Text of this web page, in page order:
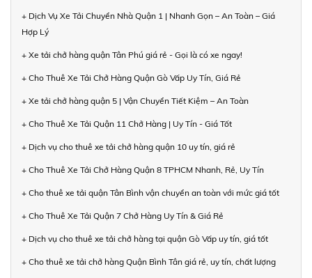
+ Dịch Vụ Xe Tải Chuyển Nhà Quận 1 | Nhanh Gọn – An Toàn – Giá
Hợp Lý
+ Xe tải chở hàng quận Tân Phú giá rẻ - Gọi là có xe ngay!
+ Cho Thuê Xe Tải Chở Hàng Quận Gò Vấp Uy Tín, Giá Rẻ
+ Xe tải chở hàng quận 5 | Vận Chuyển Tiết Kiệm – An Toàn
+ Cho Thuê Xe Tải Quận 11 Chở Hàng | Uy Tín - Giá Tốt
+ Dịch vụ cho thuê xe tải chở hàng quận 10 uy tín, giá rẻ
+ Cho Thuê Xe Tải Chở Hàng Quận 8 TPHCM Nhanh, Rẻ, Uy Tín
+ Cho thuê xe tải quận Tân Bình vận chuyển an toàn với mức giá tốt
+ Cho Thuê Xe Tải Quận 7 Chở Hàng Uy Tín & Giá Rẻ
+ Dịch vụ cho thuê xe tải chở hàng tại quận Gò Vấp uy tín, giá tốt
+ Cho thuê xe tải chở hàng Quận Bình Tân giá rẻ, uy tín, chất lượng